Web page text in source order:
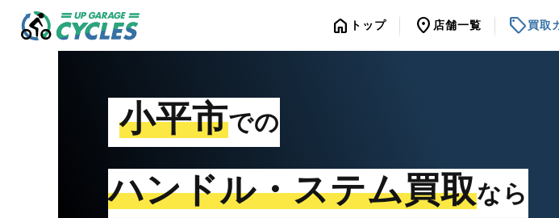
home トップ location_on 店舗一覧 sell買取
小平市での
ハンドル・ステム買取なら